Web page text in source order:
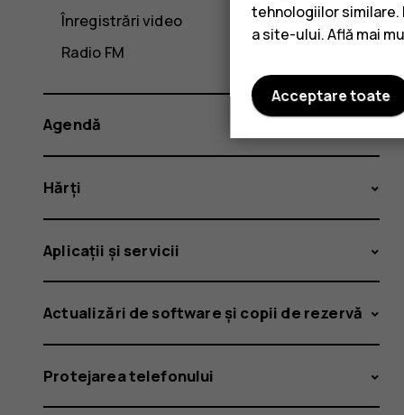
Înregistrări video
Radio FM
Agendă
Hărți
Aplicații și servicii
Actualizări de software și copii de rezervă
Protejarea telefonului
tehnologiilor similare.
a site-ului. Află mai
Acceptare toate